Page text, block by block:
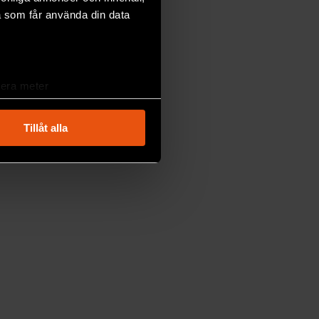
får använda din data
meter
. Du kan ändra
funktioner för
information från din enhet
Tillåt alla